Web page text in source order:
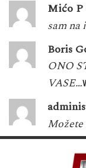
Mićo P
sam na
Boris
ONO
VASE…